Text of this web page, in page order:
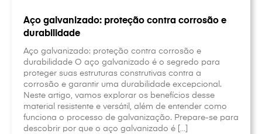
Aço galvanizado: proteção contra corrosão e
durabilidade
Aço galvanizado: proteção contra corrosão e
durabilidade O aço galvanizado é o segredo para
proteger suas estruturas construtivas contra a
corrosão e garantir uma durabilidade excepcional.
Neste artigo, vamos explorar os benefícios desse
material resistente e versátil, além de entender como
funciona o processo de galvanização. Prepare-se para
descobrir por que o aço galvanizado é […]